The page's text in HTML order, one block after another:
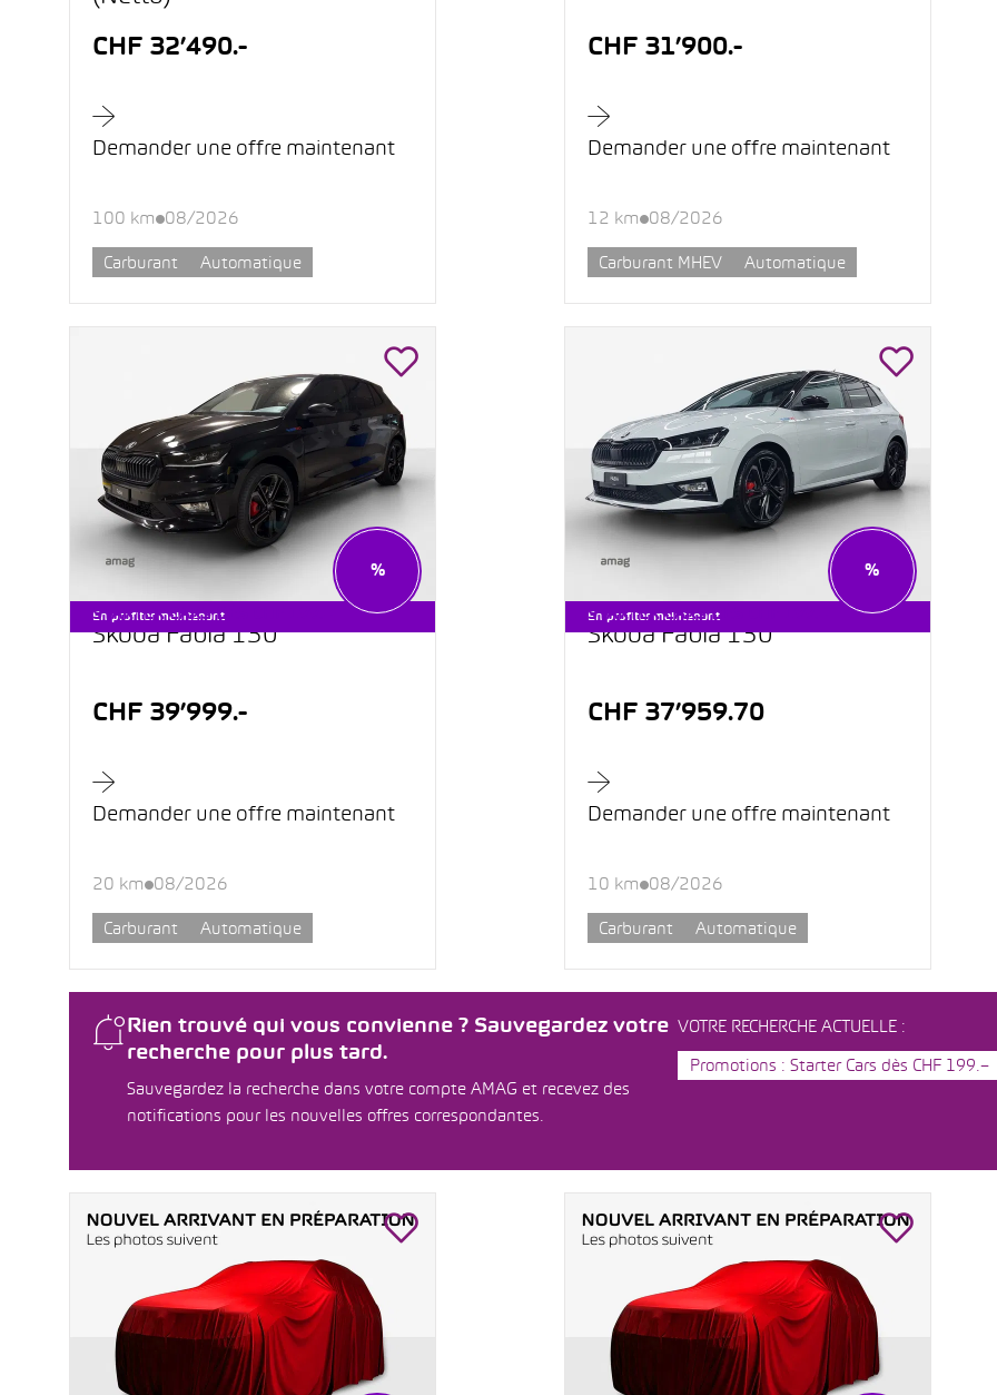
Rien trouvé qui vous convienne ? Sauvegardez votre
recherche pour plus tard.
Sauvegardez la recherche dans votre compte AMAG et recevez des
notifications pour les nouvelles offres correspondantes.
VOTRE RECHERCHE ACTUELLE :
Promotions : Starter Cars dès CHF 199.–
CHF 32’490.-
Demander une offre maintenant
100 km 08/2026
Carburant Automatique
CHF 31’900.-
Demander une offre maintenant
12 km 08/2026
Carburant MHEV Automatique
En profiter maintenant
%
STARTER CARS DÈS CHF 199.–
Škoda Fabia 130
CHF 39’999.-
Demander une offre maintenant
20 km 08/2026
Carburant Automatique
En profiter maintenant
%
STARTER CARS DÈS CHF 199.–
Škoda Fabia 130
CHF 37’959.70
Demander une offre maintenant
10 km 08/2026
Carburant Automatique